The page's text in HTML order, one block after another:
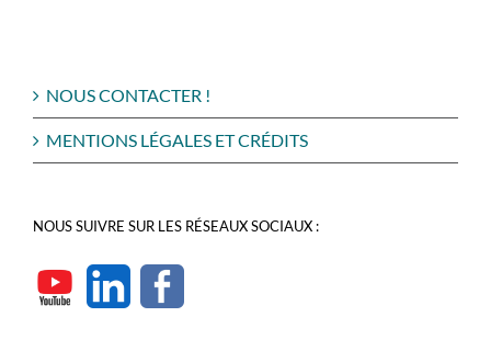
NOUS CONTACTER !
MENTIONS LÉGALES ET CRÉDITS
NOUS SUIVRE SUR LES RÉSEAUX SOCIAUX :